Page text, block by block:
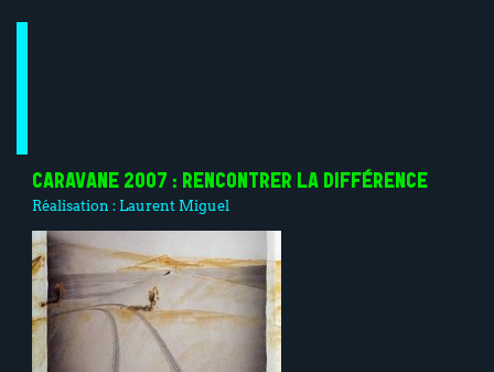
CARAVANE 2007 : RENCONTRER LA DIFFÉRENCE
Réalisation : Laurent Miguel